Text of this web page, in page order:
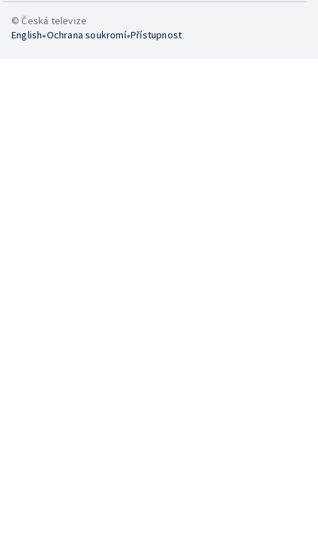
© Česká televize
English•Ochrana soukromí•Přístupnost